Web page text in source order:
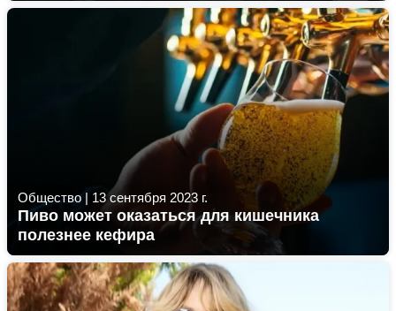
Общество | 13 сентября 2023 г.
Пиво может оказаться для кишечника
полезнее кефира